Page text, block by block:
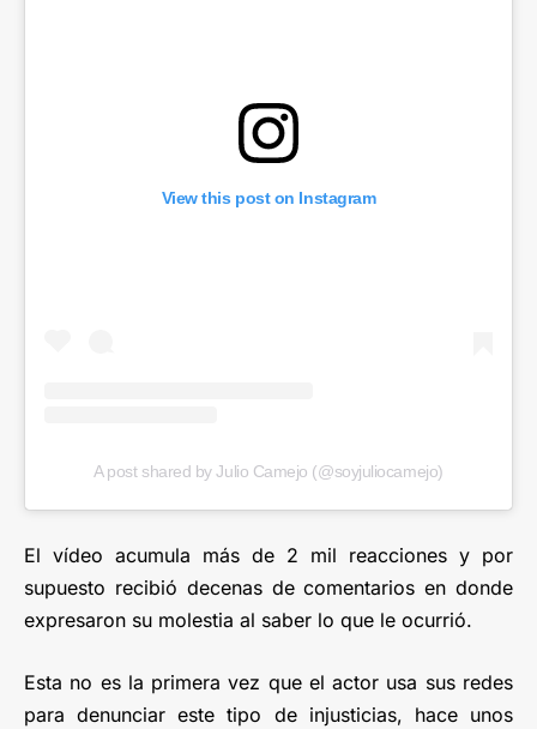
View this post on Instagram
A post shared by Julio Camejo (@soyjuliocamejo)
El vídeo acumula más de 2 mil reacciones y por
supuesto recibió decenas de comentarios en donde
expresaron su molestia al saber lo que le ocurrió.
Esta no es la primera vez que el actor usa sus redes
para denunciar este tipo de injusticias, hace unos